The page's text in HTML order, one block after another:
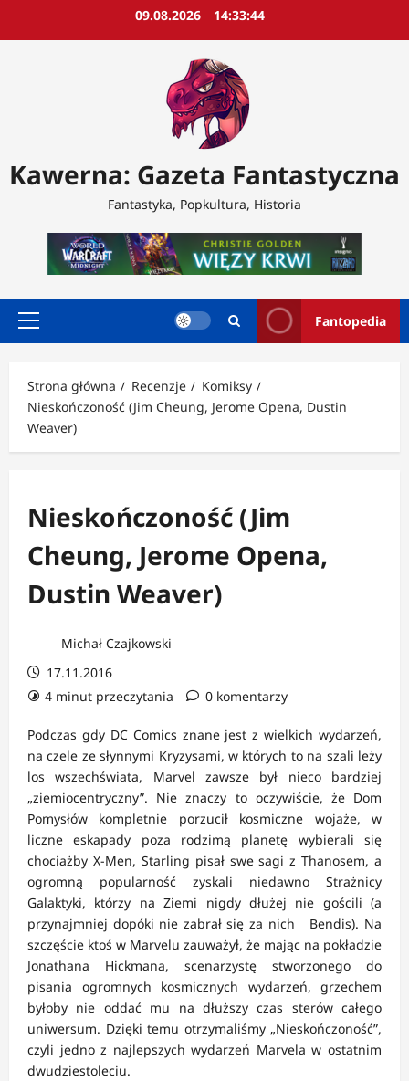
09.08.2026 14:33:46
Kawerna: Gazeta Fantastyczna
Fantastyka, Popkultura, Historia
Menu
Fantopedia
Strona główna Recenzje
Komiksy
Nieskończoność (Jim Cheung, Jerome Opena, Dustin
Weaver)
Nieskończoność (Jim
Cheung, Jerome Opena,
Dustin Weaver)
Michał Czajkowski
17.11.2016
4 minut przeczytania
0 komentarzy
Podczas gdy DC Comics znane jest z wielkich wydarzeń,
na czele ze słynnymi Kryzysami, w których to na szali leży
los wszechświata, Marvel zawsze był nieco bardziej
„ziemiocentryczny”. Nie znaczy to oczywiście, że Dom
Pomysłów kompletnie porzucił kosmiczne wojaże, w
liczne eskapady poza rodzimą planetę wybierali się
chociażby X-Men, Starling pisał swe sagi z Thanosem, a
ogromną popularność zyskali niedawno Strażnicy
Galaktyki, którzy na Ziemi nigdy dłużej nie gościli (a
przynajmniej dopóki nie zabrał się za nich Bendis). Na
szczęście ktoś w Marvelu zauważył, że mając na pokładzie
Jonathana Hickmana, scenarzystę stworzonego do
pisania ogromnych kosmicznych wydarzeń, grzechem
byłoby nie oddać mu na dłuższy czas sterów całego
uniwersum. Dzięki temu otrzymaliśmy „Nieskończoność”,
czyli jedno z najlepszych wydarzeń Marvela w ostatnim
dwudziestoleciu.